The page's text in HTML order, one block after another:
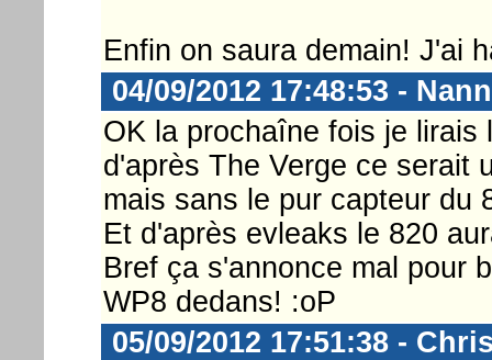
Enfin on saura demain! J'ai
04/09/2012 17:48:53 -
OK la prochaîne fois je lirais
d'après The Verge ce serait
mais sans le pur capteur du
Et d'après evleaks le 820
Bref ça s'annonce mal pour
WP8 dedans! :oP
05/09/2012 17:51:38 -